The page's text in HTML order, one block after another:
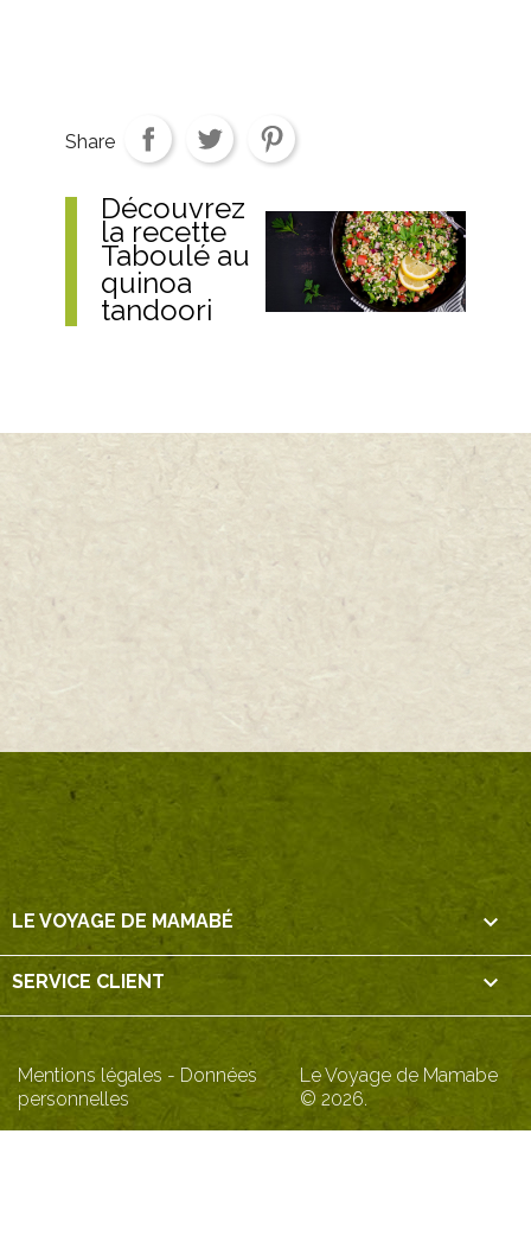
Share
Découvrez
la recette
Taboulé au
quinoa
tandoori
LE VOYAGE DE MAMABÉ 
SERVICE CLIENT 
Mentions légales - Données
personnelles
Le Voyage de Mamabe
© 2026.